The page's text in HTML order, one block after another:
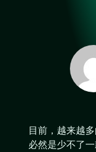
目前，越来越
必然是少不了